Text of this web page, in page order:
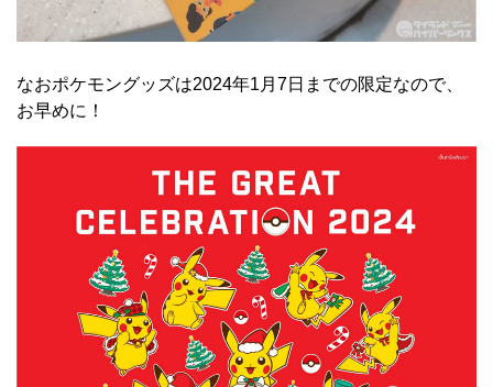
なおポケモングッズは2024年1月7日までの限定なので、
お早めに！